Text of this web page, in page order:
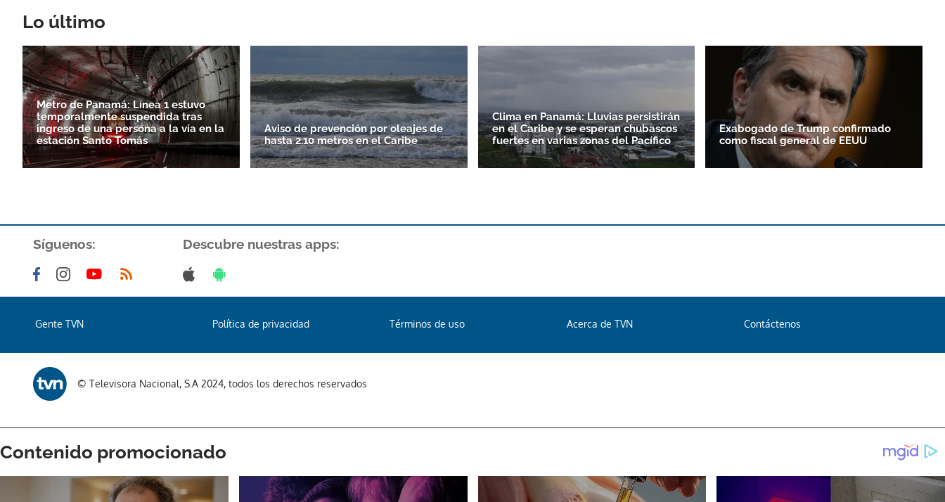
Lo último
Metro de Panamá: Línea 1 estuvo
temporalmente suspendida tras
ingreso de una persona a la vía en la
estación Santo Tomás
Aviso de prevención por oleajes de
hasta 2.10 metros en el Caribe
Clima en Panamá: Lluvias persistirán
en el Caribe y se esperan chubascos
fuertes en varias zonas del Pacífico
Exabogado de Trump confirmado
como fiscal general de EEUU
Síguenos: Descubre nuestras apps:
Gente TVN Política de privacidad Términos de uso Acerca de TVN Contáctenos
© Televisora Nacional, S.A 2024, todos los derechos reservados